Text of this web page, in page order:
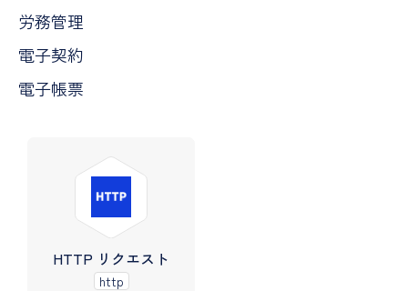
労務管理
電子契約
電子帳票
HTTP リクエスト
http